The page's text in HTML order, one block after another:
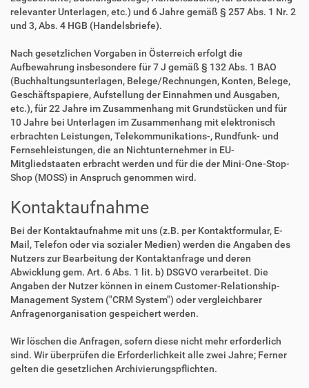
relevanter Unterlagen, etc.) und 6 Jahre gemäß § 257 Abs. 1 Nr. 2
und 3, Abs. 4 HGB (Handelsbriefe).
Nach gesetzlichen Vorgaben in Österreich erfolgt die
Aufbewahrung insbesondere für 7 J gemäß § 132 Abs. 1 BAO
(Buchhaltungsunterlagen, Belege/Rechnungen, Konten, Belege,
Geschäftspapiere, Aufstellung der Einnahmen und Ausgaben,
etc.), für 22 Jahre im Zusammenhang mit Grundstücken und für
10 Jahre bei Unterlagen im Zusammenhang mit elektronisch
erbrachten Leistungen, Telekommunikations-, Rundfunk- und
Fernsehleistungen, die an Nichtunternehmer in EU-
Mitgliedstaaten erbracht werden und für die der Mini-One-Stop-
Shop (MOSS) in Anspruch genommen wird.
Kontaktaufnahme
Bei der Kontaktaufnahme mit uns (z.B. per Kontaktformular, E-
Mail, Telefon oder via sozialer Medien) werden die Angaben des
Nutzers zur Bearbeitung der Kontaktanfrage und deren
Abwicklung gem. Art. 6 Abs. 1 lit. b) DSGVO verarbeitet. Die
Angaben der Nutzer können in einem Customer-Relationship-
Management System ("CRM System") oder vergleichbarer
Anfragenorganisation gespeichert werden.
Wir löschen die Anfragen, sofern diese nicht mehr erforderlich
sind. Wir überprüfen die Erforderlichkeit alle zwei Jahre; Ferner
gelten die gesetzlichen Archivierungspflichten.